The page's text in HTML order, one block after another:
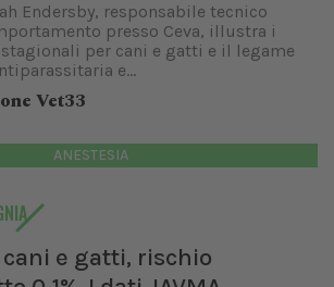
Endersby, responsabile tecnico
presso Ceva, illustra i
per cani e gatti e il legame
e...
Vet33
ANESTESIA
e gatti, rischio